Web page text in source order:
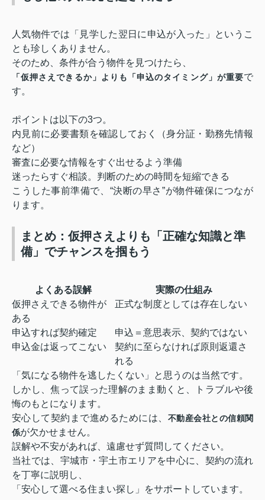
人気物件では「見学した翌日に申込が入った」というこ
とも珍しくありません。
そのため、条件が合う物件を見つけたら、
「仮押さえできるか」よりも「申込のタイミング」が重要で
す。
ポイントは以下の3つ。
内見前に必要書類を確認しておく（身分証・勤務先情報
など）
審査に必要な情報をすぐ出せるよう準備
迷ったらすぐ相談。判断のための時間を短縮できる
こうした事前準備で、“決断の早さ”が物件確保につなが
ります。
まとめ：仮押さえよりも「正確な知識と準
備」でチャンスを掴もう
よくある誤解
実際の仕組み
仮押さえできる物件が
ある
正式な制度としては存在しない
申込すれば契約確定
申込＝意思表示、契約ではない
申込金は返ってこない
契約に至らなければ原則返還さ
れる
「気になる物件を逃したくない」と思うのは当然です。
しかし、焦って誤った理解のまま動くと、トラブルや後
悔のもとになります。
安心して契約まで進めるためには、 不動産会社との信頼関
係が欠かせません。
誤解や不安があれば、遠慮せず質問してください。
当社では、宇城市・宇土市エリアを中心に、契約の流れ
を丁寧に説明し、
「安心して選べる住まい探し」をサポートしています。